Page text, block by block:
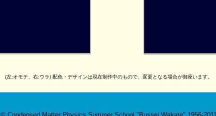
(左:オモテ、右:ウラ) 配色・デザインは現在制作中のもので、変更となる場合が御座います。